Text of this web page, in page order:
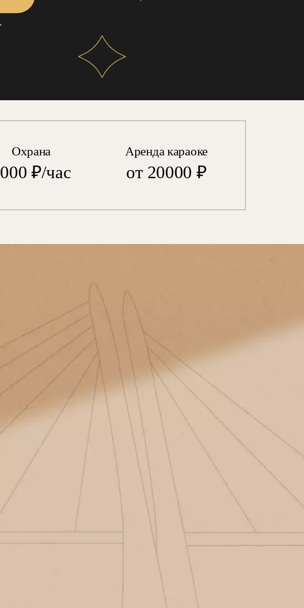
Охрана
₽/час
Аренда караоке
от 20000 ₽